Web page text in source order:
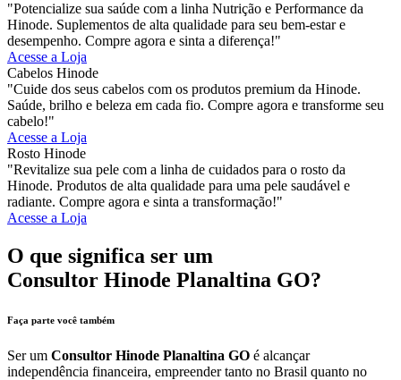
"Potencialize sua saúde com a linha Nutrição e Performance da
Hinode. Suplementos de alta qualidade para seu bem-estar e
desempenho. Compre agora e sinta a diferença!"
Acesse a Loja
Cabelos Hinode
"Cuide dos seus cabelos com os produtos premium da Hinode.
Saúde, brilho e beleza em cada fio. Compre agora e transforme seu
cabelo!"
Acesse a Loja
Rosto Hinode
"Revitalize sua pele com a linha de cuidados para o rosto da
Hinode. Produtos de alta qualidade para uma pele saudável e
radiante. Compre agora e sinta a transformação!"
Acesse a Loja
O que significa ser um
Consultor Hinode Planaltina GO?
Faça parte você também
Ser um Consultor Hinode Planaltina GO é alcançar
independência financeira, empreender tanto no Brasil quanto no